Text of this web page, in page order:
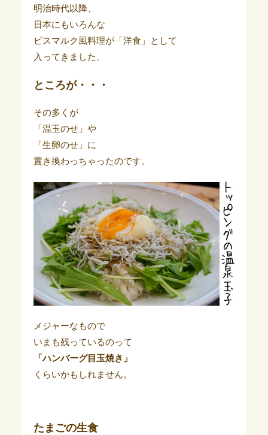
明治時代以降、
日本にもいろんな
ビスマルク風料理が「洋食」として
入ってきました。
ところが・・・
その多くが
「温玉のせ」や
「生卵のせ」に
置き換わっちゃったのです。
メジャーなもので
いまも残っているのって
「ハンバーグ目玉焼き」
くらいかもしれません。
たまごの生食